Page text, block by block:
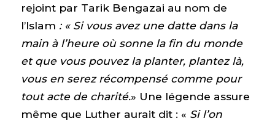
rejoint par Tarik Bengazai au nom de
l’Islam : « Si vous avez une datte dans la
main à l’heure où sonne la fin du monde
et que vous pouvez la planter, plantez là,
vous en serez récompensé comme pour
tout acte de charité.» Une légende assure
même que Luther aurait dit : « Si l’on